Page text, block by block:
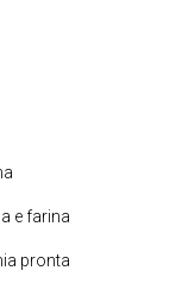
e farina
pronta